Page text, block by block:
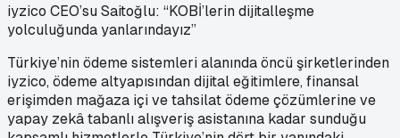
iyzico CEO’su Saitoğlu: “KOBİ’lerin dijitalleşme
yolculuğunda yanlarındayız”
Türkiye’nin ödeme sistemleri alanında öncü şirketlerinden
iyzico, ödeme altyapısından dijital eğitimlere, finansal
erişimden mağaza içi ve tahsilat ödeme çözümlerine ve
yapay zekâ tabanlı alışveriş asistanına kadar sunduğu